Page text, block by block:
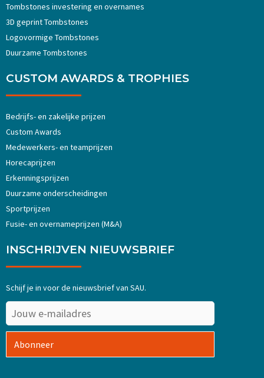
Tombstones investering en overnames
3D geprint Tombstones
Logovormige Tombstones
Duurzame Tombstones
CUSTOM AWARDS & TROPHIES
Bedrijfs- en zakelijke prijzen
Custom Awards
Medewerkers- en teamprijzen
Horecaprijzen
Erkenningsprijzen
Duurzame onderscheidingen
Sportprijzen
Fusie- en overnameprijzen (M&A)
INSCHRIJVEN NIEUWSBRIEF
Schijf je in voor de nieuwsbrief van SAU.
Abonneer